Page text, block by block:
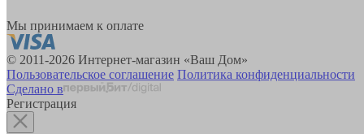
Мы принимаем к оплате
© 2011-2026 Интернет-магазин «Ваш Дом»
Пользовательское соглашение Политика конфиденциальности
Сделано в
Регистрация